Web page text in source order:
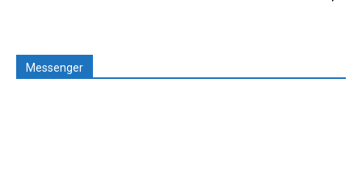
Messenger